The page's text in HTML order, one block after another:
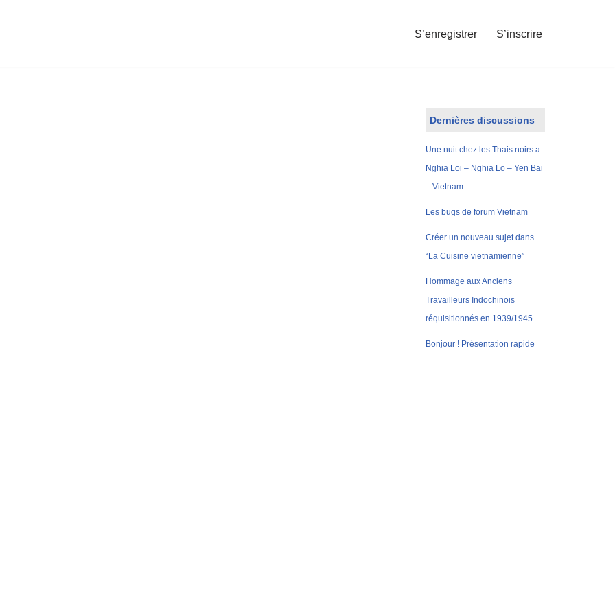
S’enregistrer S’inscrire
Dernières discussions
Une nuit chez les Thais noirs a
Nghia Loi – Nghia Lo – Yen Bai
– Vietnam.
Les bugs de forum Vietnam
Créer un nouveau sujet dans
“La Cuisine vietnamienne”
Hommage aux Anciens
Travailleurs Indochinois
réquisitionnés en 1939/1945
Bonjour ! Présentation rapide